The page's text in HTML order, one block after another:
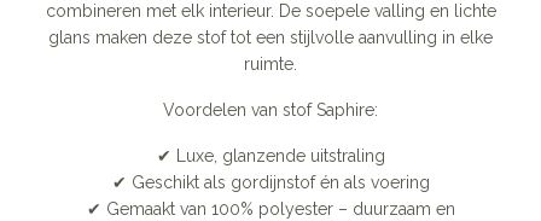
combineren met elk interieur. De soepele valling en lichte
glans maken deze stof tot een stijlvolle aanvulling in elke
ruimte.
Voordelen van stof Saphire:
✔ Luxe, glanzende uitstraling
✔ Geschikt als gordijnstof én als voering
✔ Gemaakt van 100% polyester – duurzaam en